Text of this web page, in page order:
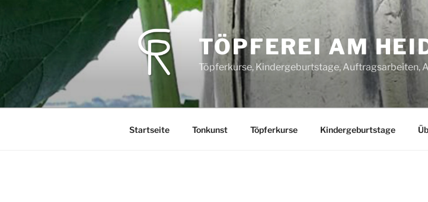
springen
TÖPFEREI AM
Töpferkurse, Kindergeburtstage, Auftragsarbeiten,
Startseite Tonkunst Töpferkurse Kindergeburtstage